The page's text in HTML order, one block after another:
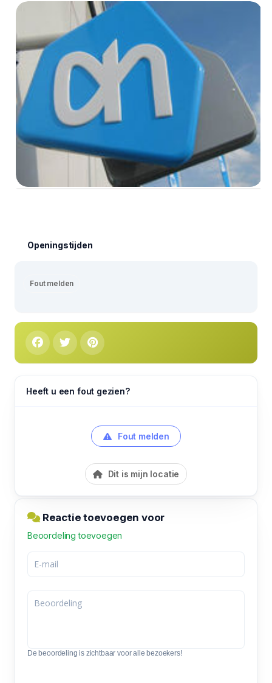
Openingstijden
Fout melden
Heeft u een fout gezien?
Fout melden
Dit is mijn locatie
Reactie toevoegen voor
Beoordeling toevoegen
De beoordeling is zichtbaar voor alle bezoekers!